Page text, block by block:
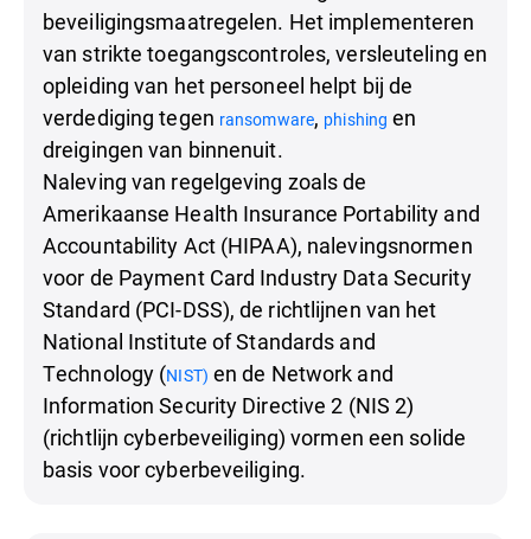
beveiligingsmaatregelen. Het implementeren
van strikte toegangscontroles, versleuteling en
opleiding van het personeel helpt bij de
verdediging tegen ransomware, phishing en
dreigingen van binnenuit.
Naleving van regelgeving zoals de
Amerikaanse Health Insurance Portability and
Accountability Act (HIPAA), nalevingsnormen
voor de Payment Card Industry Data Security
Standard (PCI-DSS), de richtlijnen van het
National Institute of Standards and
Technology (NIST) en de Network and
Information Security Directive 2 (NIS 2)
(richtlijn cyberbeveiliging) vormen een solide
basis voor cyberbeveiliging.